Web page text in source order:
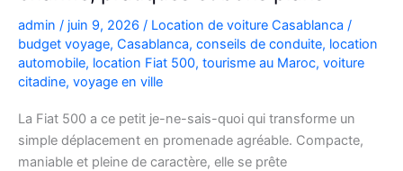
admin / juin 9, 2026 / Location de voiture Casablanca /
budget voyage, Casablanca, conseils de conduite, location
automobile, location Fiat 500, tourisme au Maroc, voiture
citadine, voyage en ville
La Fiat 500 a ce petit je-ne-sais-quoi qui transforme un
simple déplacement en promenade agréable. Compacte,
maniable et pleine de caractère, elle se prête